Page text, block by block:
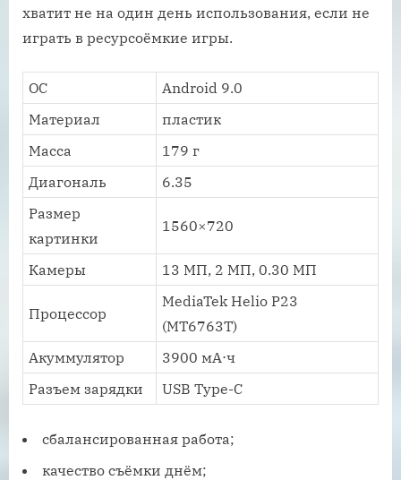
хватит не на один день использования, если не
играть в ресурсоёмкие игры.
ОС
Android 9.0
Материал
пластик
Масса
179 г
Диагональ
6.35
Размер
картинки
1560×720
Камеры 13 МП, 2 МП, 0.30 МП
Процессор
MediaTek Helio P23
(MT6763T)
Акуммулятор
3900 мА⋅ч
Разъем зарядки
USB Type-C
сбалансированная работа;
качество съёмки днём;